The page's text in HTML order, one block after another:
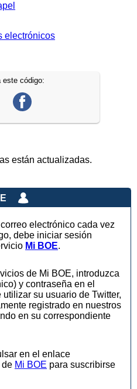
electrónicos
este código:
están actualizadas.
electrónico cada vez
debe iniciar sesión
Mi BOE.
de Mi BOE, introduzca
y contraseña en el
su usuario de Twitter,
registrado en nuestros
en su correspondiente
en el enlace
de Mi BOE para suscribirse